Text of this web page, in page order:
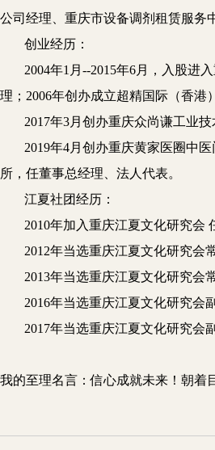
公司经理、重庆市设备调剂租赁服务
创业经历：
2004年1月--2015年6月， 入股进入
理；2006年创办成立超精国际（香
2017年3月创办重庆众尚谦工业
2019年4月创办重庆黄家医圈中
所，任董事总经理、法人代表。
江夏社团经历：
2010年加入重庆江夏文化研究会
2012年当选重庆江夏文化研究会
2013年当选重庆江夏文化研究会
2016年当选重庆江夏文化研究会
2017年当选重庆江夏文化研究会
我的至理名言：信心成就未来！朝着